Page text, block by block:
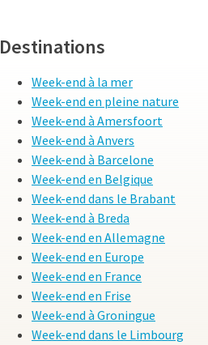
Destinations
Week-end à la mer
Week-end en pleine nature
Week-end à Amersfoort
Week-end à Anvers
Week-end à Barcelone
Week-end en Belgique
Week-end dans le Brabant
Week-end à Breda
Week-end en Allemagne
Week-end en Europe
Week-end en France
Week-end en Frise
Week-end à Groningue
Week-end dans le Limbourg